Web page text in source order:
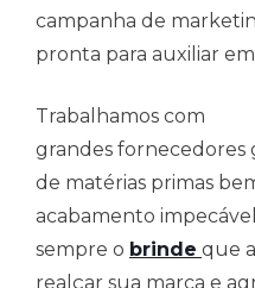
campanha de
pronta para auxiliar
Trabalhamos com
grandes fornecedores
de matérias primas
acabamento
sempre o brinde que
realçar sua marca e